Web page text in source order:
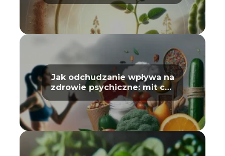
Jak odchudzanie wpływa na
zdrowie psychiczne: mit czy
prawda?